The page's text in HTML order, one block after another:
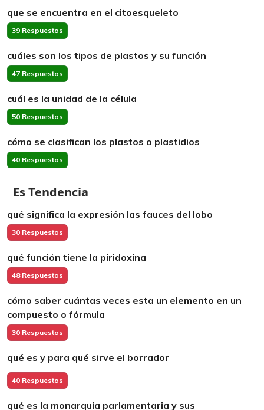
que se encuentra en el citoesqueleto
39 Respuestas
cuáles son los tipos de plastos y su función
47 Respuestas
cuál es la unidad de la célula
50 Respuestas
cómo se clasifican los plastos o plastidios
40 Respuestas
Es Tendencia
qué significa la expresión las fauces del lobo
30 Respuestas
qué función tiene la piridoxina
48 Respuestas
cómo saber cuántas veces esta un elemento en un
compuesto o fórmula
30 Respuestas
qué es y para qué sirve el borrador
40 Respuestas
qué es la monarquia parlamentaria y sus